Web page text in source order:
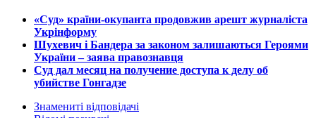
​«Суд» країни-окупанта продовжив арешт журналіста
Укрінформу
Шухевич і Бандера за законом залишаються Героями
України – заява правознавця
Суд дал месяц на получение доступа к делу об
убийстве Гонгадзе
Знамениті відповідачі